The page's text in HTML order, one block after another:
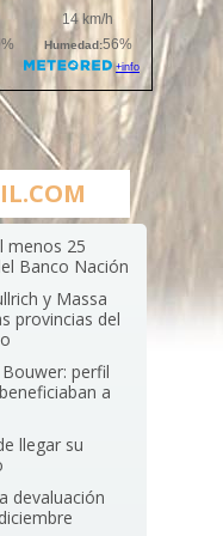
menos 25
Banco Nación
y Massa
provincias del
perfil
a
llegar su
devaluación